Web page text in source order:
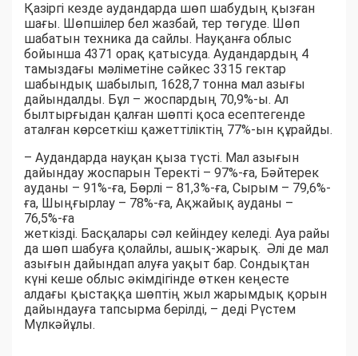
Қазіргі кезде аудандарда шөп шабудың қызған
шағы. Шөпшілер бел жазбай, тер төгуде. Шөп
шабатын техника да сайлы. Науқанға облыс
бойынша 4371 орақ қатысуда. Аудандардың 4
тамыздағы мәліметіне сәйкес 3315 гектар
шабындық шабылып, 1628,7 тонна мал азығы
дайындалды. Бұл – жоспардың 70,9%-ы. Ал
былтырғыдан қалған шөпті қоса есептегенде
аталған көрсеткіш қажеттіліктің 77%-ын құрайды.
– Аудандарда науқан қыза түсті. Мал азығын
дайындау жоспарын Теректі – 97%-ға, Бәйтерек
ауданы – 91%-ға, Бөрлі – 81,3%-ға, Сырым – 79,6%-
ға, Шыңғырлау – 78%-ға, Ақжайық ауданы –
76,5%-ға
жеткізді. Басқалары сәл кейіндеу келеді. Ауа райы
да шөп шабуға қолайлы, ашық-жарық. Әлі де мал
азығын дайындап алуға уақыт бар. Сондықтан
күні кеше облыс әкімдігінде өткен кеңесте
алдағы қыстаққа шөптің жыл жарымдық қорын
дайындауға тапсырма берілді, – деді Рүстем
Мүлкәйұлы.